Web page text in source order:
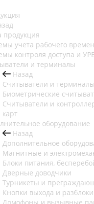
продукция
учета рабочего
контроля доступа и
и терминалы
Назад
Считыватели и терминалы
Биометрические
Считыватели и
карт
оборудование
Назад
Дополнительное
Магнитные и
Блоки питания,
Дверные доводчики
Турникеты и
Кнопки выхода и